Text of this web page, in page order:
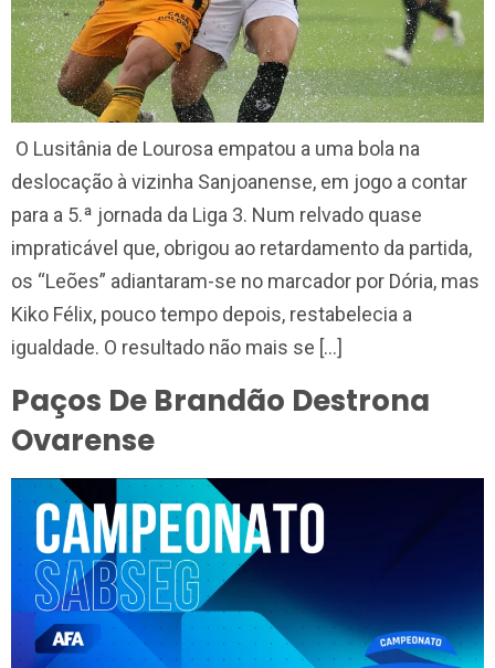
O Lusitânia de Lourosa empatou a uma bola na
deslocação à vizinha Sanjoanense, em jogo a contar
para a 5.ª jornada da Liga 3. Num relvado quase
impraticável que, obrigou ao retardamento da partida,
os “Leões” adiantaram-se no marcador por Dória, mas
Kiko Félix, pouco tempo depois, restabelecia a
igualdade. O resultado não mais se […]
Paços De Brandão Destrona
Ovarense